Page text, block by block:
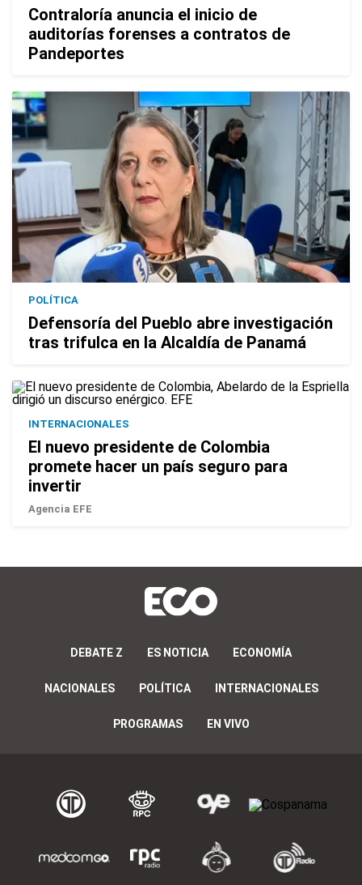
Contraloría anuncia el inicio de
auditorías forenses a contratos de
Pandeportes
POLÍTICA
Defensoría del Pueblo abre investigación
tras trifulca en la Alcaldía de Panamá
INTERNACIONALES
El nuevo presidente de Colombia
promete hacer un país seguro para
invertir
Agencia EFE
DEBATE Z ES NOTICIA ECONOMÍA
NACIONALES POLÍTICA INTERNACIONALES
PROGRAMAS EN VIVO